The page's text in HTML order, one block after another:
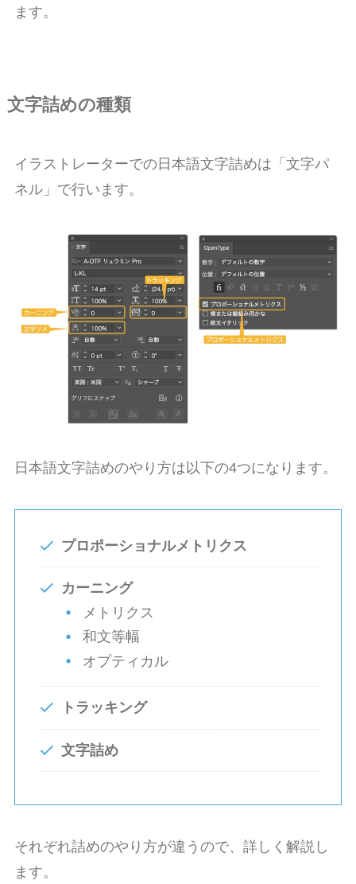
ます。
文字詰めの種類
イラストレーターでの日本語文字詰めは「文字パ
ネル」で行います。
日本語文字詰めのやり方は以下の4つになります。
プロポーショナルメトリクス
カーニング
メトリクス
和文等幅
オプティカル
トラッキング
文字詰め
それぞれ詰めのやり方が違うので、詳しく解説し
ます。